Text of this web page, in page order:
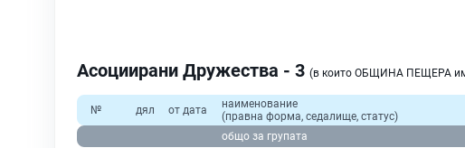
Асоциирани Дружества - 3 (в които ОБЩИНА ПЕЩЕРА
№ дял от дата
наименование
(правна форма, седалище, статус)
общо за групата